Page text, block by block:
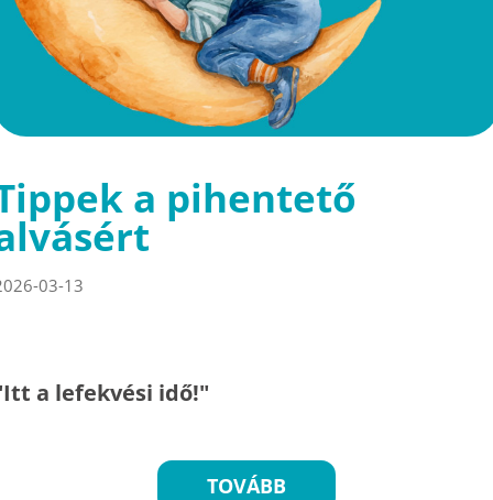
a pihentető
03-13
a lefekvési idő!"
TOVÁBB